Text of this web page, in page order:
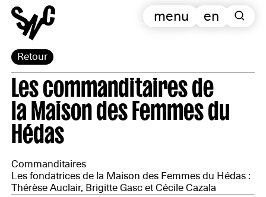
Retour
en
menu
Les commanditaires de
la Maison des Femmes du
Hédas
Commanditaires
Les fondatrices de la Maison des Femmes du Hédas :
Thérèse Auclair, Brigitte Gasc et Cécile Cazala